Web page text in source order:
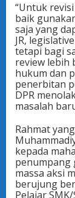
“Untuk
baik
saja yang
JR,
tetapi bagi
review lebih
hukum dan
penerbitan
DPR
masalah
Rahmat
kepada
penumpang
massa aksi
berujung
Pelajar